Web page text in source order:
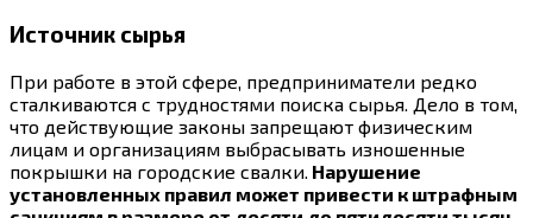
Источник сырья
При работе в этой сфере, предприниматели редко
сталкиваются с трудностями поиска сырья. Дело в том,
что действующие законы запрещают физическим
лицам и организациям выбрасывать изношенные
покрышки на городские свалки. Нарушение
установленных правил может привести к штрафным